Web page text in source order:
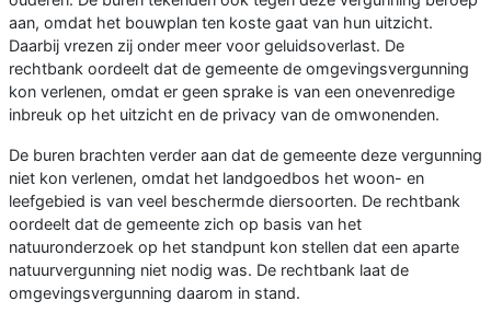
aan, omdat het bouwplan ten koste gaat van hun uitzicht.
Daarbij vrezen zij onder meer voor geluidsoverlast. De
rechtbank oordeelt dat de gemeente de omgevingsvergunning
kon verlenen, omdat er geen sprake is van een onevenredige
inbreuk op het uitzicht en de privacy van de omwonenden.
De buren brachten verder aan dat de gemeente deze vergunning
niet kon verlenen, omdat het landgoedbos het woon- en
leefgebied is van veel beschermde diersoorten. De rechtbank
oordeelt dat de gemeente zich op basis van het
natuuronderzoek op het standpunt kon stellen dat een aparte
natuurvergunning niet nodig was. De rechtbank laat de
omgevingsvergunning daarom in stand.